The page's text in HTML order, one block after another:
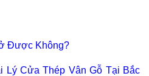
Được Không?
Lý Cửa Thép Vân Gỗ Tại Bắc